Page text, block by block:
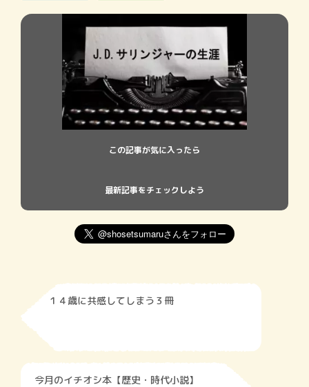
この記事が気に入ったら
最新記事をチェックしよう
１４歳に共感してしまう３冊
今月のイチオシ本【歴史・時代小説】